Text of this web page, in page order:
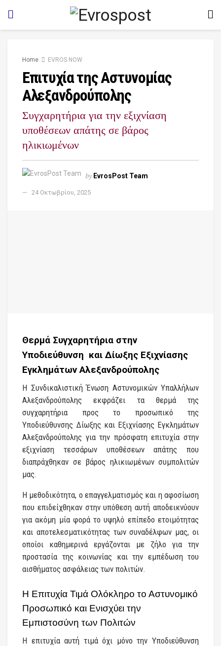
Home EVROS NOW
Επιτυχία της Αστυνομίας
Αλεξανδρούπολης
Συγχαρητήρια για την εξιχνίαση
υποθέσεων απάτης σε βάρος
ηλικιωμένων
by EvrosPost Team
24 Οκτωβρίου, 2025
Θερμά Συγχαρητήρια στην
Υποδιεύθυνση και Δίωξης Εξιχνίασης
Εγκλημάτων Αλεξανδρούπολης
Η Συνδικαλιστική Ένωση Αστυνομικών Υπαλλήλων
Αλεξανδρούπολης εκφράζει τα θερμά της
συγχαρητήρια προς το προσωπικό της
Υποδιεύθυνσης Δίωξης και Εξιχνίασης Εγκλημάτων
Αλεξανδρούπολης για την πρόσφατη επιτυχία στην
εξιχνίαση τεσσάρων υποθέσεων απάτης που
διαπράχθηκαν σε βάρος ηλικιωμένων συμπολιτών
μας.
Η μεθοδικότητα, ο επαγγελματισμός και η αφοσίωση
που επιδείχθηκαν στην υπόθεση αυτή αποδεικνύουν
για ακόμη μία φορά το υψηλό επίπεδο ετοιμότητας
και αποτελεσματικότητας των συναδέλφων μας, οι
οποίοι καθημερινά εργάζονται με ζήλο για την
προστασία της κοινωνίας και την εμπέδωση του
αισθήματος ασφάλειας των πολιτών.
Η Επιτυχία Τιμά Ολόκληρο το Αστυνομικό
Προσωπικό και Ενισχύει την
Εμπιστοσύνη των Πολιτών
Η επιτυχία αυτή τιμά όχι μόνο την Υποδιεύθυνση